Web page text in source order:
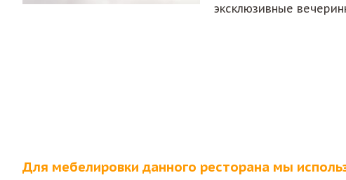
эксклюзивные
Для мебелировки данного ресторана мы